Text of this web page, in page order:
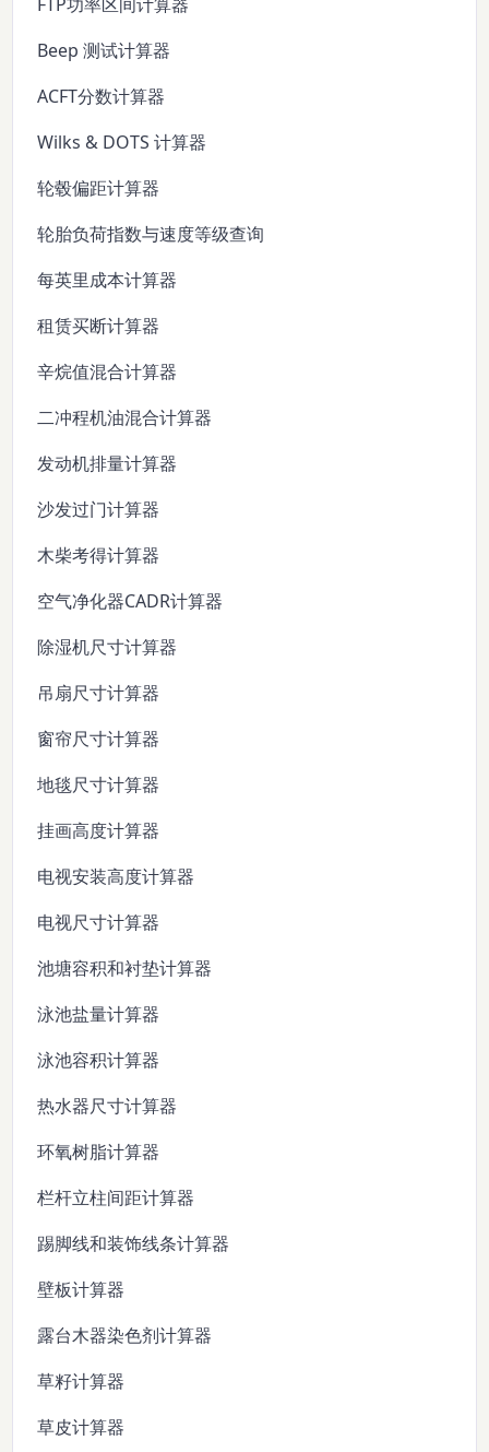
Beep 测试计算器
ACFT分数计算器
Wilks & DOTS 计算器
轮毂偏距计算器
轮胎负荷指数与速度等级查询
每英里成本计算器
租赁买断计算器
辛烷值混合计算器
二冲程机油混合计算器
发动机排量计算器
沙发过门计算器
木柴考得计算器
空气净化器CADR计算器
除湿机尺寸计算器
吊扇尺寸计算器
窗帘尺寸计算器
地毯尺寸计算器
挂画高度计算器
电视安装高度计算器
电视尺寸计算器
池塘容积和衬垫计算器
泳池盐量计算器
泳池容积计算器
热水器尺寸计算器
环氧树脂计算器
栏杆立柱间距计算器
踢脚线和装饰线条计算器
壁板计算器
露台木器染色剂计算器
草籽计算器
草皮计算器